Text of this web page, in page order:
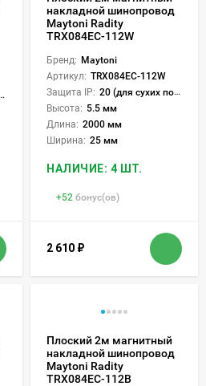
накладной шинопровод
Maytoni Radity
TRX084EC-112W
Бренд: Maytoni
Артикул: TRX084EC-112W
Защита IP: 20 (для сухих пом.)
Высота: 5.5 мм
Длина: 2000 мм
Ширина: 25 мм
НАЛИЧИЕ: 4 ШТ.
+52 бонус(ов)
2 610 ₽
Плоский 2м магнитный
накладной шинопровод
Maytoni Radity
TRX084EC-112B